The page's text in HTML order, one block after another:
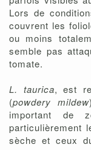
Lors de
couvrent les
ou moins
semble pas
tomate.
L. taurica, est
(powdery mildew
important de
particulièrement
sèche et ceux